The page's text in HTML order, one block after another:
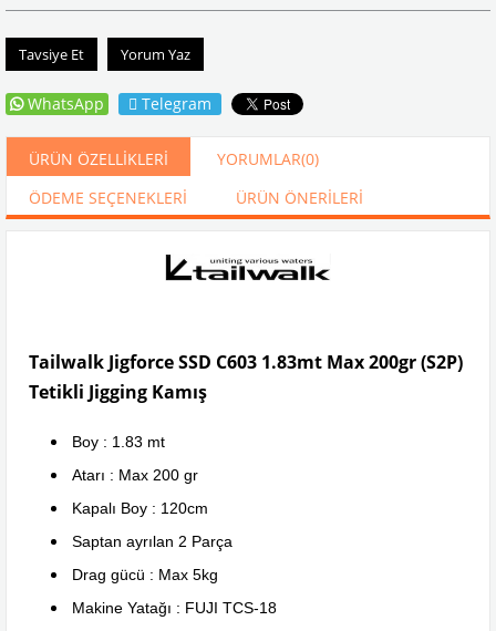
Tavsiye Et Yorum Yaz
WhatsApp Telegram
ÜRÜN ÖZELLIKLERI YORUMLAR(0)
ÖDEME SEÇENEKLERI
ÜRÜN ÖNERILERI
Tailwalk Jigforce SSD C603 1.83mt Max 200gr (S2P)
Tetikli Jigging Kamış
Boy : 1.83 mt
Atarı : Max 200 gr
Kapalı Boy : 120cm
Saptan ayrılan 2 Parça
Drag gücü : Max 5kg
Makine Yatağı : FUJI TCS-18